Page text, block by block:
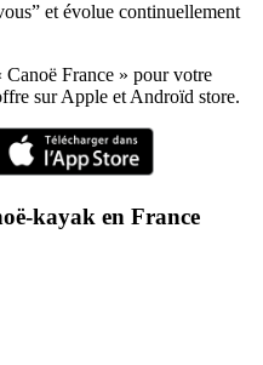
et évolue continuellement
Canoë France » pour votre
sur Apple et Androïd store.
kayak en France